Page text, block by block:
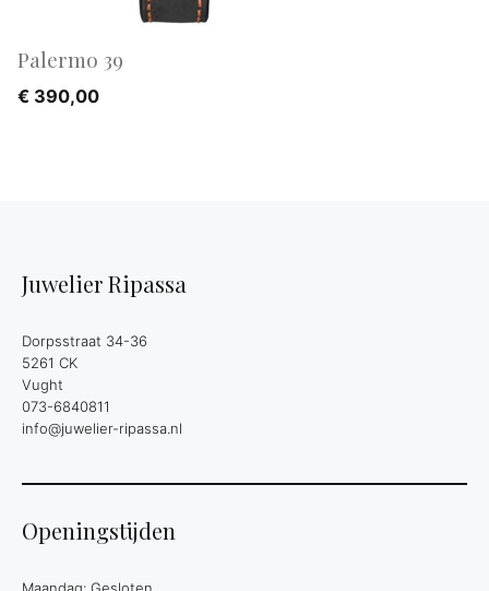
Palermo 39
€ 390,00
Juwelier Ripassa
Dorpsstraat 34-36
5261 CK
Vught
073-6840811
info@juwelier-ripassa.nl
Openingstijden